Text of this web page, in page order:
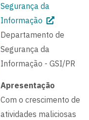
Segurança da
Informação
Departamento de
Segurança da
Informação - GSI/PR
Apresentação
Com o crescimento de
atividades maliciosas